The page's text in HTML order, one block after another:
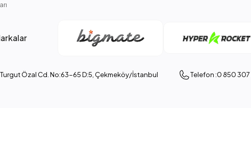
Özal Cd. No:63-65 D:5, Çekmeköy/İstanbul Telefon :0 850 307